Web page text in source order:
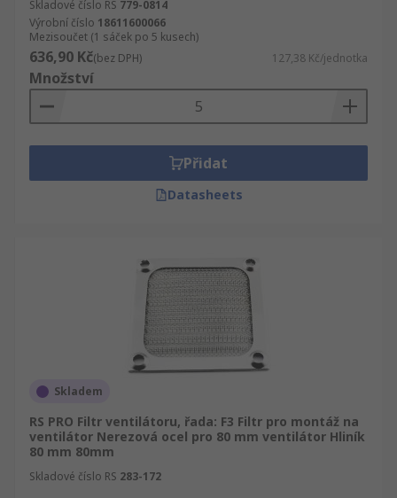
Skladové číslo RS 779-0814
Výrobní číslo 18611600066
Mezisoučet (1 sáček po 5 kusech)
636,90 Kč(bez DPH) 127,38 Kč/jednotka
Množství
Přidat
Datasheets
Skladem
RS PRO Filtr ventilátoru, řada: F3 Filtr pro montáž na
ventilátor Nerezová ocel pro 80 mm ventilátor Hliník
80 mm 80mm
Skladové číslo RS 283-172